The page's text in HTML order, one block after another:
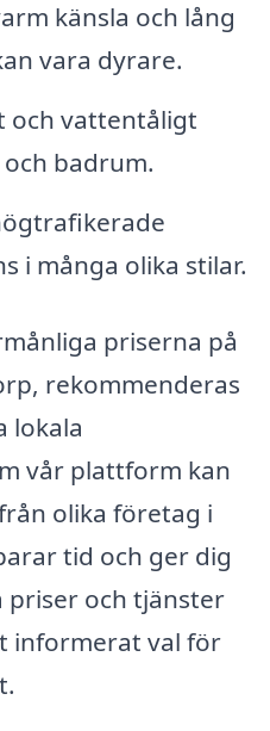
känsla och lång
vara dyrare.
och vattentåligt
badrum.
i många olika stilar.
priserna på
rekommenderas
lokala
vår plattform kan
olika företag i
tid och ger dig
och tjänster
informerat val för